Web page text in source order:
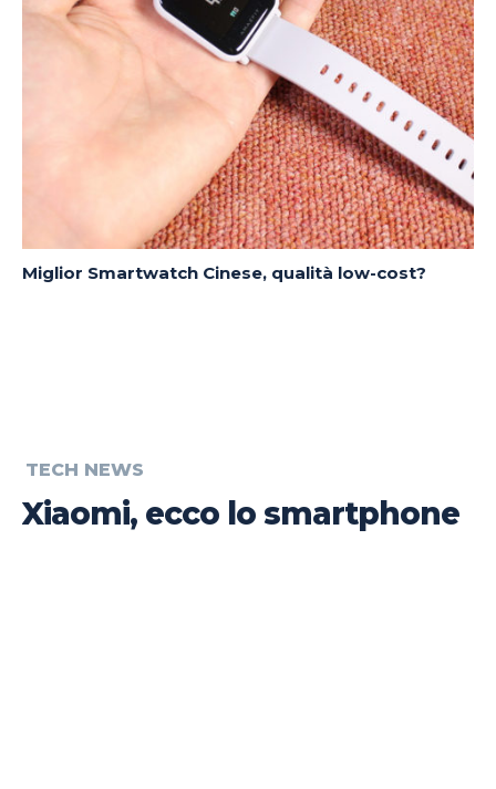
Miglior Smartwatch Cinese, qualità low-cost?